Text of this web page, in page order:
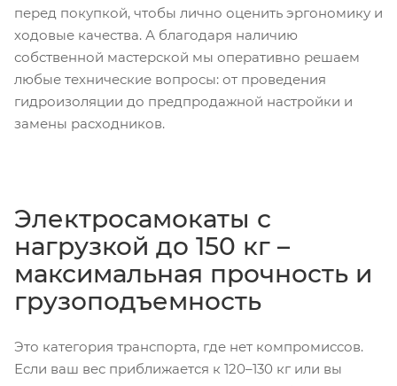
перед покупкой, чтобы лично оценить эргономику и
ходовые качества. А благодаря наличию
собственной мастерской мы оперативно решаем
любые технические вопросы: от проведения
гидроизоляции до предпродажной настройки и
замены расходников.
Электросамокаты с
нагрузкой до 150 кг –
максимальная прочность и
грузоподъемность
Это категория транспорта, где нет компромиссов.
Если ваш вес приближается к 120–130 кг или вы